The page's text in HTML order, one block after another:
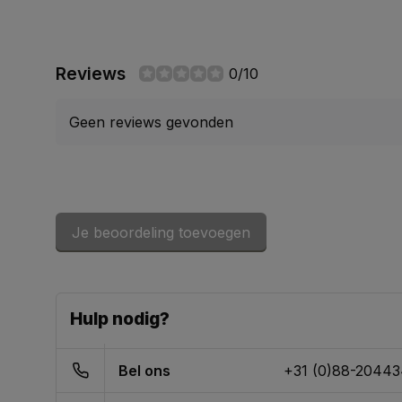
Reviews 0/10
Geen reviews gevonden
Je beoordeling toevoegen
Hulp nodig?
Bel ons +31 (0)88-